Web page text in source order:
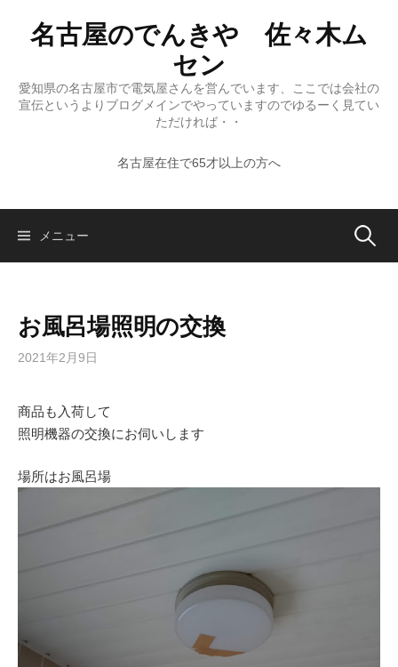
プ
名古屋のでんきや 佐々木ム
セン
愛知県の名古屋市で電気屋さんを営んでいます、ここでは会社の
宣伝というよりブログメインでやっていますのでゆるーく見てい
ただければ・・
名古屋在住で65才以上の方へ
メニュー 検
お風呂場照明の交換
2021年2月9日
商品も入荷して
照明機器の交換にお伺いします
場所はお風呂場